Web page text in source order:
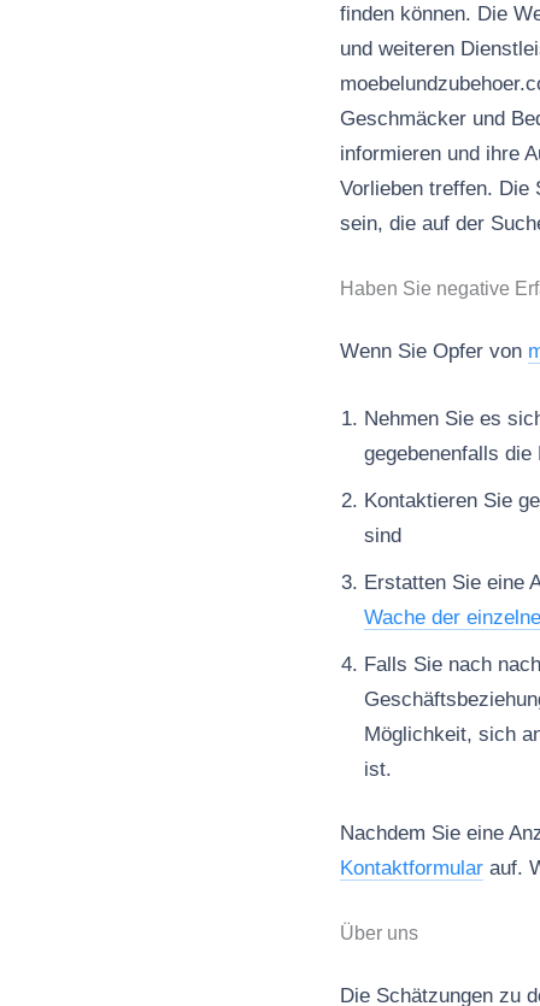
finden können. Die
und weiteren
Geschmäcker und
informieren und ihre
Vorlieben treffen. Die
sein, die auf der
Haben Sie negative
Wenn Sie Opfer von
Nehmen Sie es
gegebenenfalls
Kontaktieren Sie
sind
Erstatten Sie eine
Wache der
Falls Sie nach
Möglichkeit, sich
ist.
Nachdem Sie eine
Kontaktformular auf.
Über uns
Die Schätzungen zu